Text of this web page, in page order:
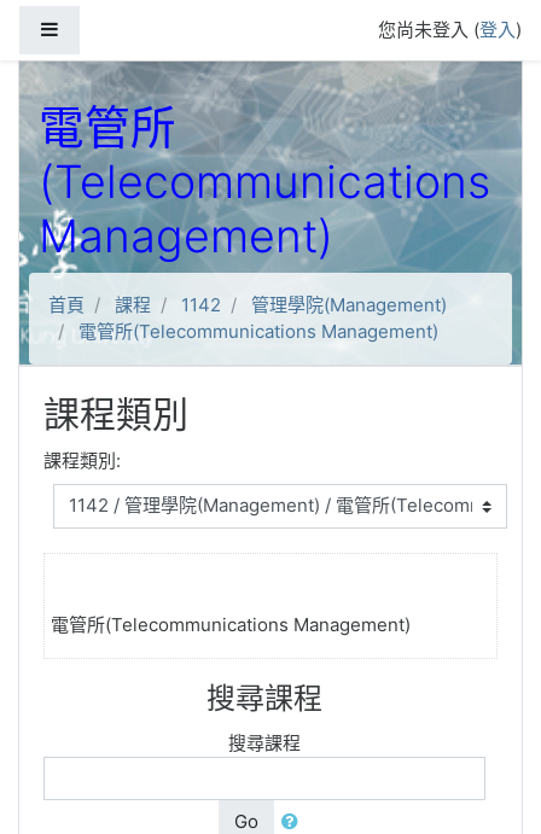
您尚未登入 (登入)
電管所
(Telecommunications
Management)
首頁 課程 1142
管理學院(Management)
電管所(Telecommunications Management)
課程類別
課程類別:
電管所(Telecommunications Management)
搜尋課程
搜尋課程
Go